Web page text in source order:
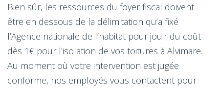
Bien sûr, les ressources du foyer fiscal doivent
être en dessous de la délimitation qu’a fixé
l’Agence nationale de l’habitat pour jouir du coût
dès 1€ pour l'isolation de vos toitures à Alvimare.
Au moment où votre intervention est jugée
conforme, nos employés vous contactent pour